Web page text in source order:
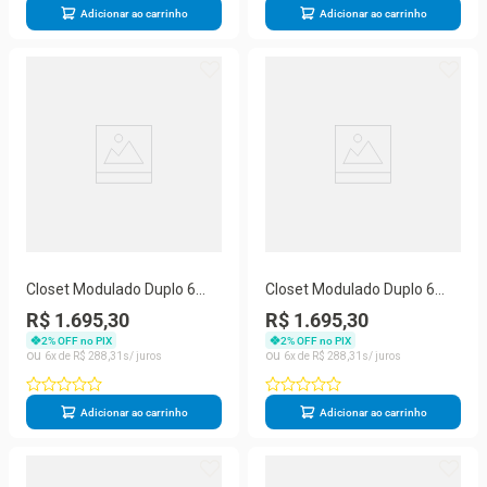
Adicionar ao carrinho Adicionar ao carrinho
Closet Modulado Duplo 6
Gavetas Preto Mdf Amoudi
Móveis Preto Tx
R$ 1.695,30
2% OFF no PIX
6
R$ 288 31
Adicionar ao carrinho
Closet Modulado Duplo 6
Gavetas Freijó Mdf Amoudi
Móveis Freijó
R$ 1.695,30
2% OFF no PIX
6
R$ 288 31
Adicionar ao carrinho